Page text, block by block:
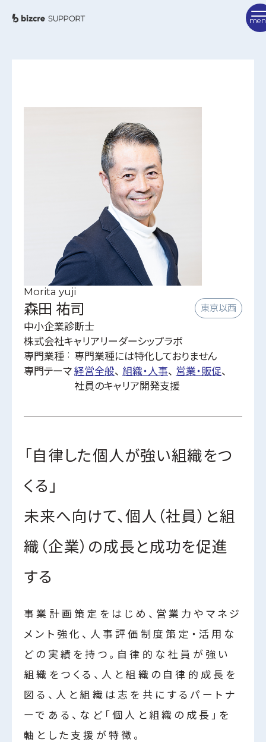
サポーター紹介
FAQ
サポーターを検索
相談を申し込む
お問い合わせ
ビズクリポータル
ビズクリナレッジ
特定商取引に関する法律に基づく表記
運営会社
個人情報保護方針
Morita yuji
森田 祐司 東京以西
中小企業診断士
株式会社キャリアリーダーシップラボ
専門業種
専門業種には特化しておりません
専門テーマ 経営全般 組織・人事
営業・販促
社員のキャリア開発支援
「自律した個人が強い組織をつ
くる」
未来へ向けて、個人（社員）と組
織（企業）の成長と成功を促進
する
事業計画策定をはじめ、営業力やマネジ
メント強化、人事評価制度策定・活用な
どの実績を持つ。自律的な社員が強い
組織をつくる、人と組織の自律的成長を
図る、人と組織は志を共にするパートナ
ーである、など「個人と組織の成長」を
軸とした支援が特徴。